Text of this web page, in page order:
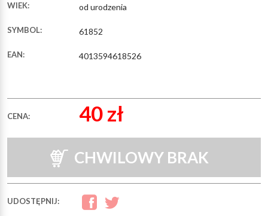
WIEK: od urodzenia
SYMBOL: 61852
EAN: 4013594618526
CENA: 40 zł
CHWILOWY BRAK
UDOSTĘPNIJ: